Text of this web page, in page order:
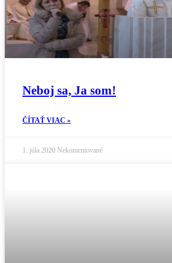
Neboj sa, Ja som!
ČÍTAŤ VIAC »
1. júla 2020 Nekomentované